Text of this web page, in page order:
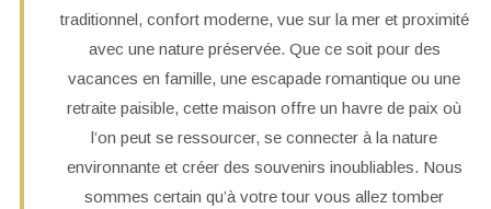
traditionnel, confort moderne, vue sur la mer et proximité
avec une nature préservée. Que ce soit pour des
vacances en famille, une escapade romantique ou une
retraite paisible, cette maison offre un havre de paix où
l’on peut se ressourcer, se connecter à la nature
environnante et créer des souvenirs inoubliables. Nous
sommes certain qu’à votre tour vous allez tomber